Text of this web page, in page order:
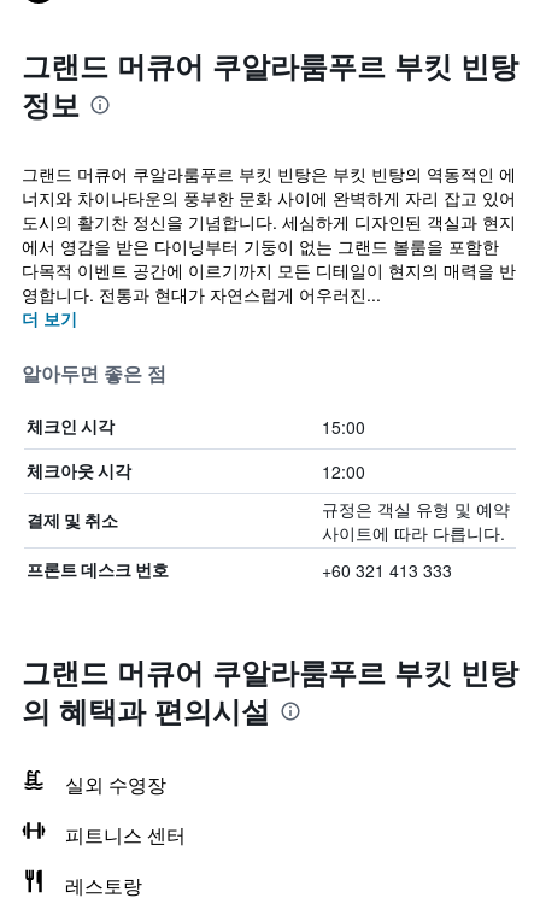
그랜드 머큐어 쿠알라룸푸르 부킷 빈탕
정보
그랜드 머큐어 쿠알라룸푸르 부킷 빈탕은 부킷 빈탕의 역동적인 에
너지와 차이나타운의 풍부한 문화 사이에 완벽하게 자리 잡고 있어
도시의 활기찬 정신을 기념합니다. 세심하게 디자인된 객실과 현지
에서 영감을 받은 다이닝부터 기둥이 없는 그랜드 볼룸을 포함한
다목적 이벤트 공간에 이르기까지 모든 디테일이 현지의 매력을 반
영합니다. 전통과 현대가 자연스럽게 어우러진...
더 보기
알아두면 좋은 점
체크인 시각 15:00
체크아웃 시각 12:00
결제 및 취소
규정은 객실 유형 및 예약
사이트에 따라 다릅니다.
프론트 데스크 번호 +60 321 413 333
그랜드 머큐어 쿠알라룸푸르 부킷 빈탕
의 혜택​과 편의시설
실외 수영장
피트니스 센터
레스토랑